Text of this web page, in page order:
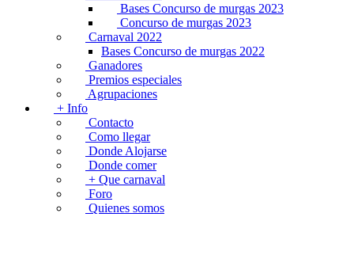
Bases Concurso de murgas 2023
Concurso de murgas 2023
Carnaval 2022
Bases Concurso de murgas 2022
Ganadores
Premios especiales
Agrupaciones
+ Info
Contacto
Como llegar
Donde Alojarse
Donde comer
+ Que carnaval
Foro
Quienes somos